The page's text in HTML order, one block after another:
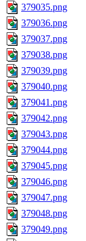
379035.png
379036.png
379037.png
379038.png
379039.png
379040.png
379041.png
379042.png
379043.png
379044.png
379045.png
379046.png
379047.png
379048.png
379049.png